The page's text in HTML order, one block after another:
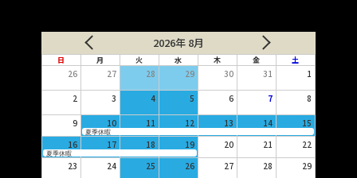
2026年 8月
日 月 火 水 木 金 土
26 27 28 29 30 31 1
2 3 4 5 6 7 8
9 10 11 12 13 14 15
夏季休暇
16 17 18 19 20 21 22
夏季休暇
23 24 25 26 27 28 29